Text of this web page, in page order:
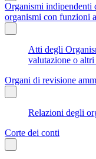
Organismi indipendenti
organismi con funzioni
Atti degli
valutazione o
Organi di revisione
Relazioni degli
Corte dei conti